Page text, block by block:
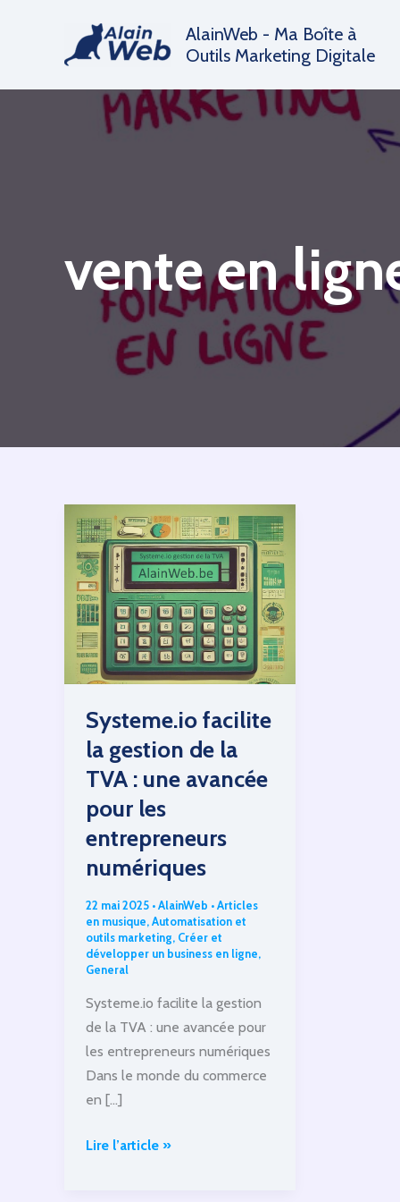
AlainWeb - Ma Boîte à
Outils Marketing Digitale
vente en
Systeme.io facilite
la gestion de la
TVA : une avancée
pour les
entrepreneurs
numériques
22 mai 2025 •AlainWeb •Articles
en musique,Automatisation et
outils marketing, Créer et
développer un business en ligne,
General
Systeme.io facilite la gestion
de la TVA : une avancée pour
les entrepreneurs numériques
Dans le monde du commerce
en […]
Systeme.io
Lire l’article »